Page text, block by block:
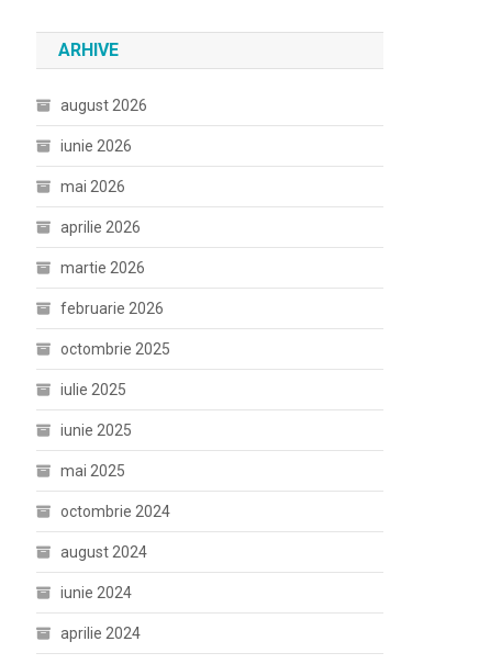
ARHIVE
august 2026
iunie 2026
mai 2026
aprilie 2026
martie 2026
februarie 2026
octombrie 2025
iulie 2025
iunie 2025
mai 2025
octombrie 2024
august 2024
iunie 2024
aprilie 2024